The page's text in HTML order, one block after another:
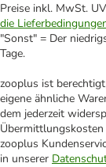
Preise inkl. MwSt.
die
"Sonst" = Der
Tage.
zooplus ist
eigene ähnliche
dem jederzeit
Übermittlungskosten
zooplus
in unserer